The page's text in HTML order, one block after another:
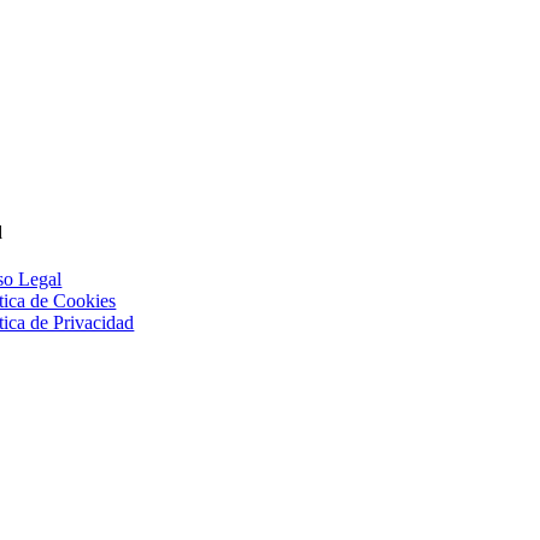
Legal
de Cookies
de Privacidad